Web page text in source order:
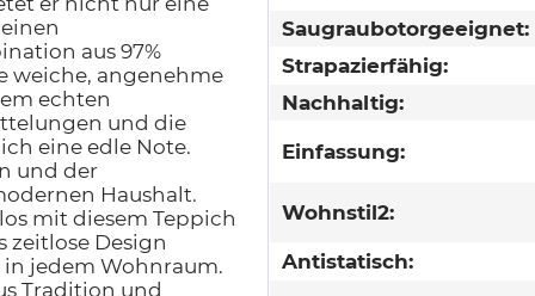
aus 97%
weiche, angenehme
echten
und die
eine edle Note.
und der
Haushalt.
mit diesem Teppich
zeitlose Design
jedem Wohnraum.
Tradition und
Saugraubotorgeeignet:
Strapazierfähig:
Nachhaltig:
Einfassung:
Wohnstil2:
Antistatisch: